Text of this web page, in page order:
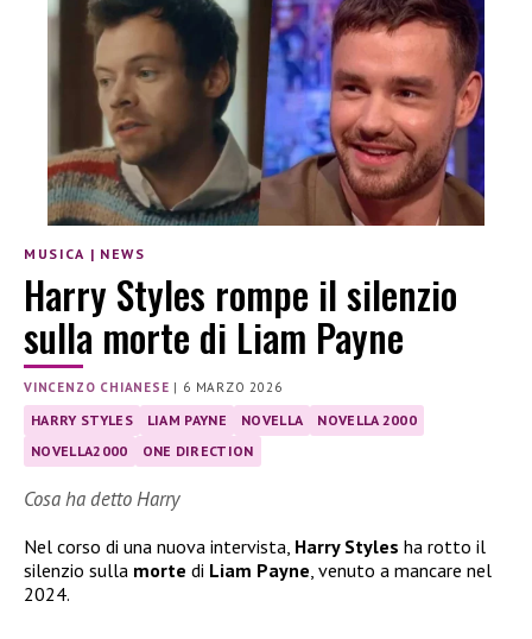
MUSICA | NEWS
Harry Styles rompe il silenzio
sulla morte di Liam Payne
VINCENZO CHIANESE | 6 MARZO 2026
HARRY STYLES LIAM PAYNE NOVELLA
NOVELLA 2000
NOVELLA2000
ONE DIRECTION
Cosa ha detto Harry
Nel corso di una nuova intervista, Harry Styles ha rotto il
silenzio sulla morte di Liam Payne, venuto a mancare nel
2024.